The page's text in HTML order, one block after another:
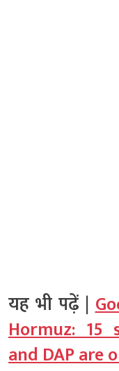
यह भी पढ़ें |
Hormuz: 15
and DAP are